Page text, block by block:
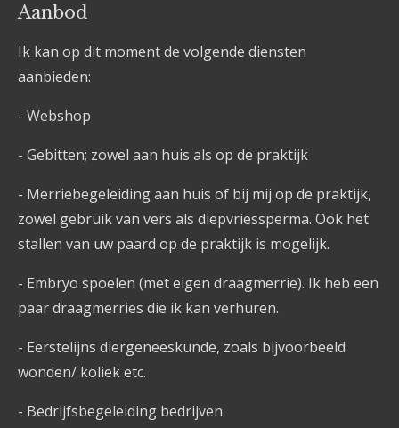
Aanbod
Ik kan op dit moment de volgende diensten
aanbieden:
- Webshop
- Gebitten; zowel aan huis als op de praktijk
- Merriebegeleiding aan huis of bij mij op de praktijk,
zowel gebruik van vers als diepvriessperma. Ook het
stallen van uw paard op de praktijk is mogelijk.
- Embryo spoelen (met eigen draagmerrie). Ik heb een
paar draagmerries die ik kan verhuren.
- Eerstelijns diergeneeskunde, zoals bijvoorbeeld
wonden/ koliek etc.
- Bedrijfsbegeleiding bedrijven